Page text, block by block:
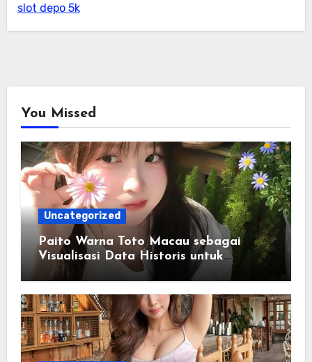
slot depo 5k
You Missed
Uncategorized
Paito Warna Toto Macau sebagai
Visualisasi Data Historis untuk
Memahami Informasi Secara Lebih
Terstruktur